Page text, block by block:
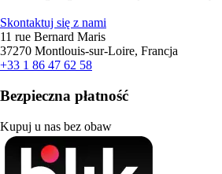
Skontaktuj się z nami
11 rue Bernard Maris
37270 Montlouis-sur-Loire, Francja
+33 1 86 47 62 58
Bezpieczna płatność
Kupuj u nas bez obaw